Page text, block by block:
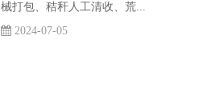
械打包、秸秆人工清收、荒...
2024-07-05